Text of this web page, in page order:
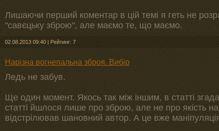
Лишаючи перший коментар в цій темі я геть не
"савєцьку зброю", але маємо те, що маємо.
02.08.2013 09:40 | Рейтинг: 7
Нарізна вогнепальна зброя. Вибір
Ледь не забув.
Ще один момент. Якось так між іншим, в статті
статті йшлося лише про зброю, але не про якість
відстрілював шановний автор. А це вже